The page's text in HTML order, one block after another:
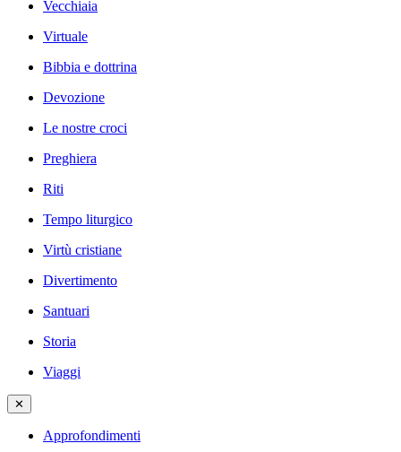
Vecchiaia
Virtuale
Bibbia e dottrina
Devozione
Le nostre croci
Preghiera
Riti
Tempo liturgico
Virtù cristiane
Divertimento
Santuari
Storia
Viaggi
✕
Approfondimenti